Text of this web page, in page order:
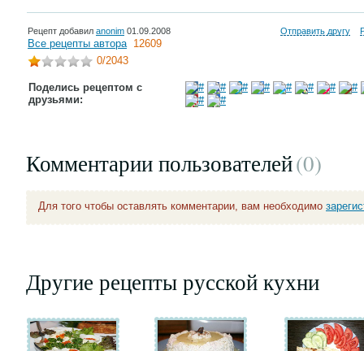
Рецепт добавил anonim 01.09.2008 Отправить другу
Все рецепты автора 12609
0/2043
Поделись рецептом с
друзьями:
Комментарии пользователей(0)
Для того чтобы оставлять комментарии, вам необходимо
Другие рецепты русской кухни